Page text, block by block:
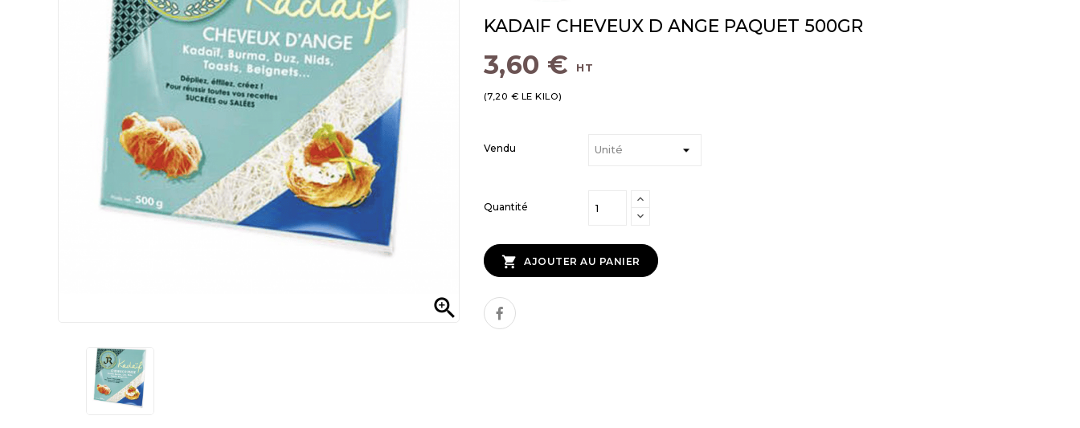

KADAIF CHEVEUX D ANGE PAQUET 500GR
3,60 € HT
(7,20 € LE KILO)
Vendu
Quantité
 AJOUTER AU PANIER